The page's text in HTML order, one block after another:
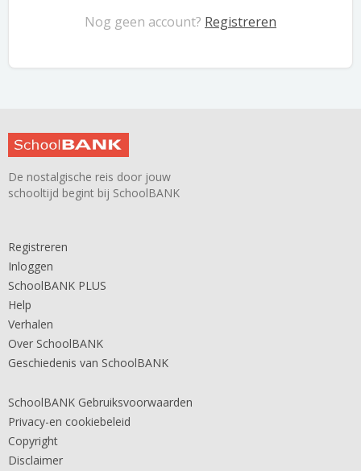
Nog geen account? Registreren
De nostalgische reis door jouw
schooltijd begint bij SchoolBANK
Registreren
Inloggen
SchoolBANK PLUS
Help
Verhalen
Over SchoolBANK
Geschiedenis van SchoolBANK
SchoolBANK Gebruiksvoorwaarden
Privacy-en cookiebeleid
Copyright
Disclaimer